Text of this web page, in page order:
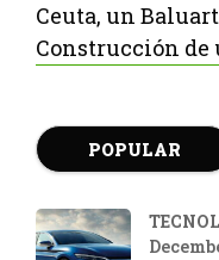
Ceuta, un
Construcción de
POPULAR